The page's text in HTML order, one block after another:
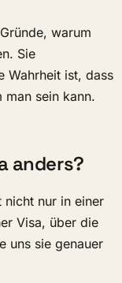
warum
Sie
Wahrheit ist, dass
sein kann.
anders?
nicht nur in einer
Visa, über die
uns sie genauer